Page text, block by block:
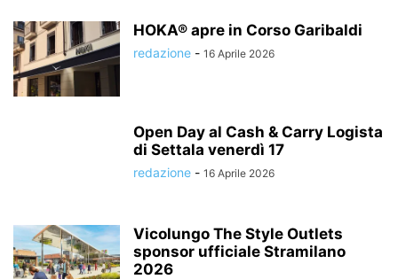
HOKA® apre in Corso Garibaldi
redazione - 16 Aprile 2026
Open Day al Cash & Carry Logista
di Settala venerdì 17
redazione - 16 Aprile 2026
Vicolungo The Style Outlets
sponsor ufficiale Stramilano
2026